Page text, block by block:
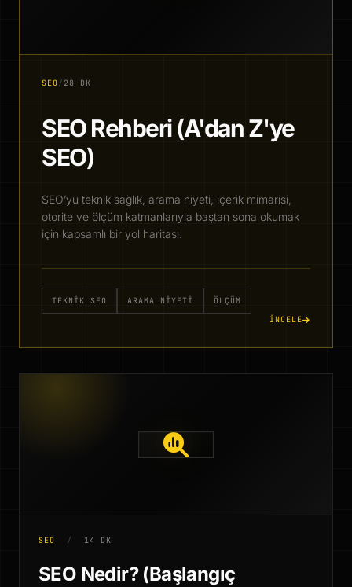
SEO/ 28 DK
SEO Rehberi (A'dan Z'ye
SEO)
SEO’yu teknik sağlık, arama niyeti, içerik mimarisi,
otorite ve ölçüm katmanlarıyla baştan sona okumak
için kapsamlı bir yol haritası.
TEKNIK SEO ARAMA NIYETI
ÖLÇÜM
İNCELE
SEO / 14 DK
SEO Nedir? (Başlangıç